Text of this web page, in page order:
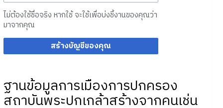
ไม่ต้องใช้ชื่อจริง หากใช้ จะใช้เพื่อบ่งชี้งานของคุณว่า
มาจากคุณ
สร้างบัญชีของคุณ
ฐานข้อมูลการเมืองการปกครอง
สถาบันพระปกเกล้าสร้างจากคนเช่น